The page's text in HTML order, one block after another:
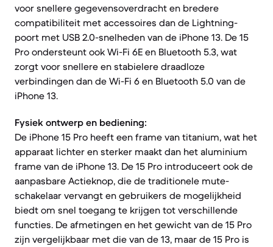
voor snellere gegevensoverdracht en bredere
compatibiliteit met accessoires dan de Lightning-
poort met USB 2.0-snelheden van de iPhone 13. De 15
Pro ondersteunt ook Wi-Fi 6E en Bluetooth 5.3, wat
zorgt voor snellere en stabielere draadloze
verbindingen dan de Wi-Fi 6 en Bluetooth 5.0 van de
iPhone 13.
Fysiek ontwerp en bediening:
De iPhone 15 Pro heeft een frame van titanium, wat het
apparaat lichter en sterker maakt dan het aluminium
frame van de iPhone 13. De 15 Pro introduceert ook de
aanpasbare Actieknop, die de traditionele mute-
schakelaar vervangt en gebruikers de mogelijkheid
biedt om snel toegang te krijgen tot verschillende
functies. De afmetingen en het gewicht van de 15 Pro
zijn vergelijkbaar met die van de 13, maar de 15 Pro is